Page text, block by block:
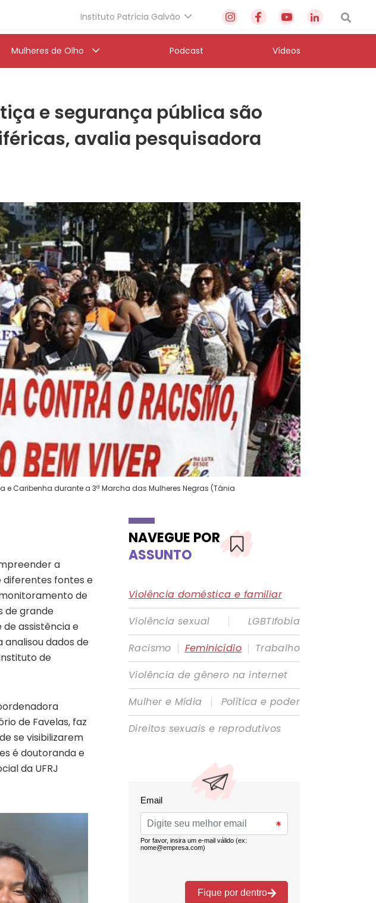
Instituto Patrícia Galvão
Mulheres de Olho Podcast Vídeos
e segurança pública são
avalia pesquisadora
Caribenha durante a 3ª Marcha das Mulheres Negras (Tânia
a
diferentes fontes e
de
de grande
assistência e
dados de
de
de Favelas, faz
se visibilizarem
é doutoranda e
da UFRJ
NAVEGUE POR
ASSUNTO
Violência doméstica e familiar
Violência sexual
|
LGBTIfobia
Racismo | Feminicídio | Trabalho
Violência de gênero na internet
Mulher e Mídia
|
Política e poder
Direitos sexuais e reprodutivos